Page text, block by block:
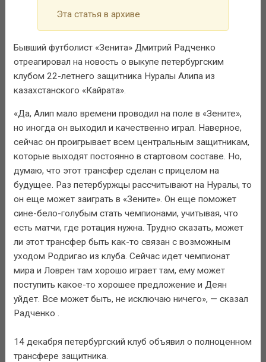
Эта статья в архиве
Бывший футболист «Зенита» Дмитрий Радченко
отреагировал на новость о выкупе петербургским
клубом 22-летнего защитника Нуралы Алипа из
казахстанского «Кайрата».
«Да, Алип мало времени проводил на поле в «Зените»,
но иногда он выходил и качественно играл. Наверное,
сейчас он проигрывает всем центральным защитникам,
которые выходят постоянно в стартовом составе. Но,
думаю, что этот трансфер сделан с прицелом на
будущее. Раз петербуржцы рассчитывают на Нуралы, то
он еще может заиграть в «Зените». Он еще поможет
сине-бело-голубым стать чемпионами, учитывая, что
есть матчи, где ротация нужна. Трудно сказать, может
ли этот трансфер быть как-то связан с возможным
уходом Родригао из клуба. Сейчас идет чемпионат
мира и Ловрен там хорошо играет там, ему может
поступить какое-то хорошее предложение и Деян
уйдет. Все может быть, не исключаю ничего», — сказал
Радченко .
14 декабря петербургский клуб объявил о полноценном
трансфере защитника.